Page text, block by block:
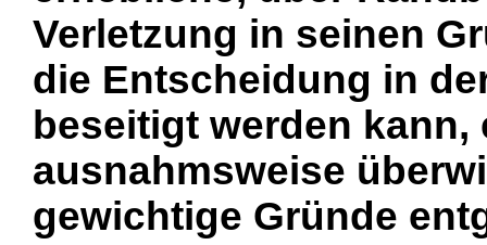
Verletzung in seinen
die Entscheidung in
beseitigt werden kann,
ausnahmsweise
gewichtige Gründe